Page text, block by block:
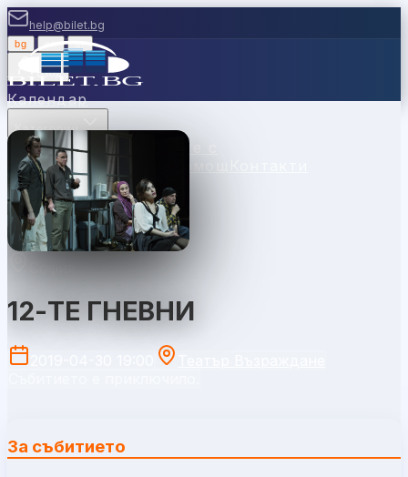
help@bilet.bg
bg |
Вход
Календар
Категории
МестаКаси
Продавайте с
насВаучериНовини
София
12-ТЕ ГНЕВНИ
За събитието